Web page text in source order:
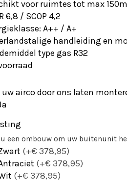
voor ruimtes tot max
6,8 / SCOP 4,2
A++ / A+
handleiding en
type gas R32
airco door ons laten
een ombouw om uw buitenunit
(+€ 378,95)
(+€ 378,95)
(+€ 378,95)